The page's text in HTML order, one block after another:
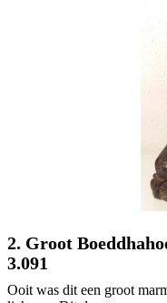
2. Groot
3.091
Ooit was dit een groot